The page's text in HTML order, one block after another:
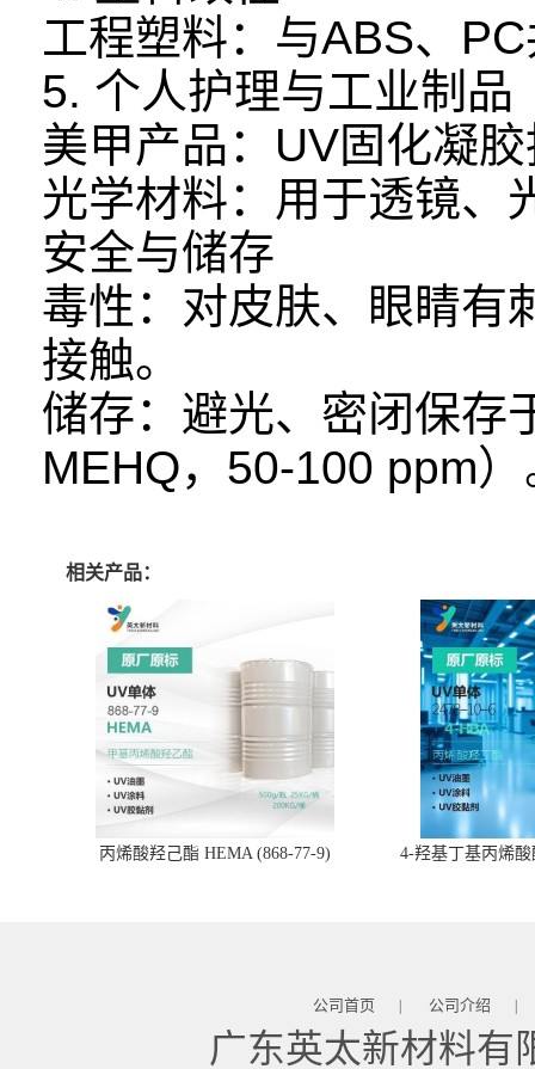
工程塑料：与ABS、
5. 个人护理与工业制品
美甲产品：UV固化凝
光学材料：用于透镜、
安全与储存
毒性：对皮肤、眼睛有
接触。
储存：避光、密闭保存
MEHQ，50-100 ppm）
相关产品：
丙烯酸羟己酯 HEMA (868-77-9)
4-羟基丁基丙烯
公司首页 公司介绍
广东英太新材料有